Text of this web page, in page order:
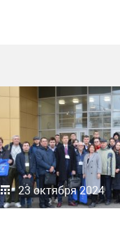
23 октября 2024